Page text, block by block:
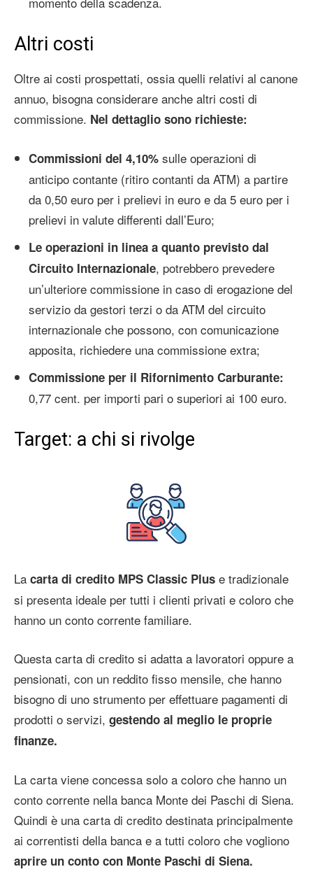
Altri costi
Oltre ai costi prospettati, ossia quelli relativi al canone
annuo, bisogna considerare anche altri costi di
commissione. Nel dettaglio sono richieste:
Commissioni del 4,10% sulle operazioni di
anticipo contante (ritiro contanti da ATM) a partire
da 0,50 euro per i prelievi in euro e da 5 euro per i
prelievi in valute differenti dall’Euro;
Le operazioni in linea a quanto previsto dal
Circuito Internazionale, potrebbero prevedere
un’ulteriore commissione in caso di erogazione del
servizio da gestori terzi o da ATM del circuito
internazionale che possono, con comunicazione
apposita, richiedere una commissione extra;
Commissione per il Rifornimento Carburante:
0,77 cent. per importi pari o superiori ai 100 euro.
Target: a chi si rivolge
La carta di credito MPS Classic Plus e tradizionale
si presenta ideale per tutti i clienti privati e coloro che
hanno un conto corrente familiare.
Questa carta di credito si adatta a lavoratori oppure a
pensionati, con un reddito fisso mensile, che hanno
bisogno di uno strumento per effettuare pagamenti di
prodotti o servizi, gestendo al meglio le proprie
finanze.
La carta viene concessa solo a coloro che hanno un
conto corrente nella banca Monte dei Paschi di Siena.
Quindi è una carta di credito destinata principalmente
ai correntisti della banca e a tutti coloro che vogliono
aprire un conto con Monte Paschi di Siena.